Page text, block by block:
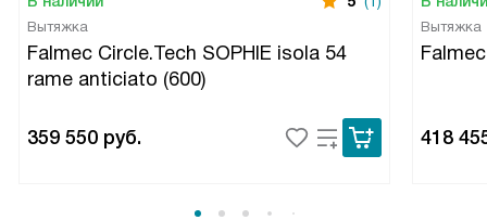
Вытяжка
Falmec Circle.Tech SOPHIE isola 54
rame anticiato (600)
359 550 руб.
Вытяжка
418